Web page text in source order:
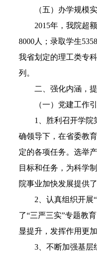
（五）办学规模实
2015年，我院超额
8000人；录取学生
我省划定的理工类专
列。
二、强化内涵，提
（一）党建工作引
1、胜利召开学院第
确领导下，在省委教
定的各项任务。选举
目标和任务，为科学
院事业加快发展提供
2、认真组织开展“
了“三严三实”专题教
显提升，发挥作用更
3、不断加强基层组